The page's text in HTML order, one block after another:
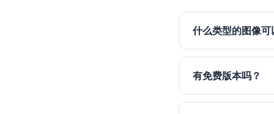
什么类型的图像可
有免费版本吗？